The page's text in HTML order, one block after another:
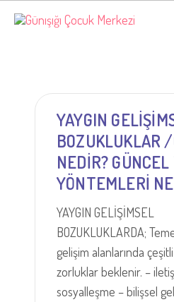
YAYGIN
BOZUKLUKLAR
NEDİR?
YÖNTEMLERİ
YAYGIN GELİŞİMSEL
BOZUKLUKLARDA;
gelişim alanlarında
zorluklar beklenir. –
sosyalleşme – bilişsel